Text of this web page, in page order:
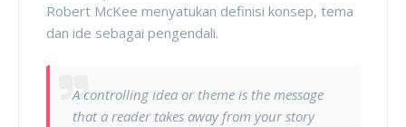
Robert McKee menyatukan definisi konsep, tema
dan ide sebagai pengendali.
A controlling idea or theme is the message
that a reader takes away from your story